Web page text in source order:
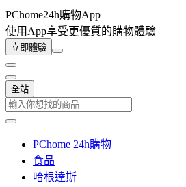
PChome24h購物App
使用App享受更優質的購物體驗
立即體驗
全站
PChome 24h購物
食品
哈根達斯